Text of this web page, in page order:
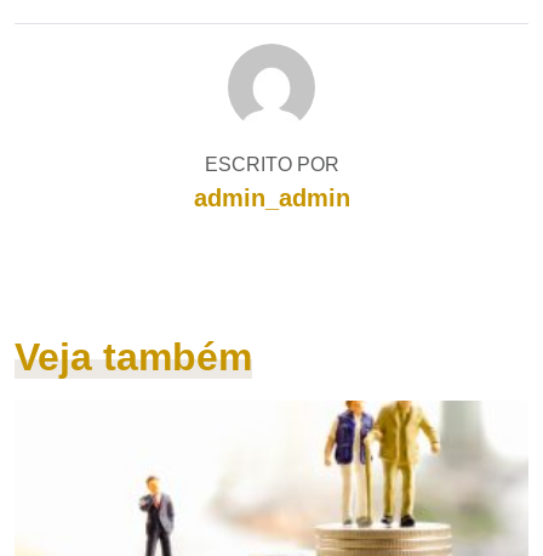
ESCRITO POR
admin_admin
Veja também